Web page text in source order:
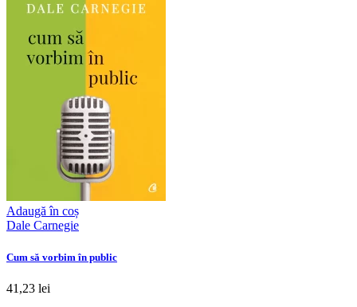
Adaugă în coș
Dale Carnegie
Cum să vorbim în public
41,23 lei